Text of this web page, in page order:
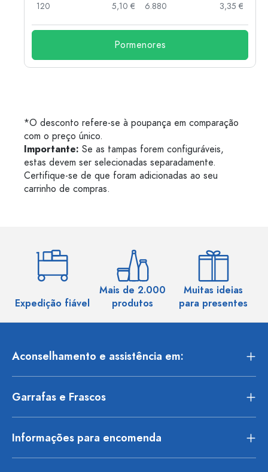
120
5,10 €
6.880
3,35 €
Pormenores
*O desconto refere-se à poupança em comparação
com o preço único.
Importante: Se as tampas forem configuráveis,
estas devem ser selecionadas separadamente.
Certifique-se de que foram adicionadas ao seu
carrinho de compras.
Expedição fiável
Mais de 2.000
produtos
Muitas ideias
para presentes
Aconselhamento e assistência em:
Garrafas e Frascos
Informações para encomenda